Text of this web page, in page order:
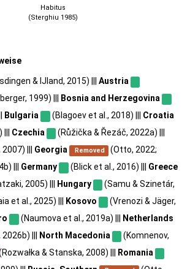
Habitus
(Sterghiu 1985)
& IJland, 2015) ||| Austria
1999) |||
Bosnia and Herzegovina
Bulgaria (Blagoev et al., 2018) ||| Croatia
Czechia
(Růžička & Řezáč, 2022a) |||
||| Georgia Removed
(Otto, 2022;
||| Germany (Blick et al., 2016) ||| Greece
2005) |||
Hungary
(Samu & Szinetár,
et al., 2025) ||| Kosovo
(Vrenozi & Jäger,
(Naumova et al., 2019a) |||
Netherlands
|||
North Macedonia
(Komnenov,
& Stanska, 2008) |||
Romania